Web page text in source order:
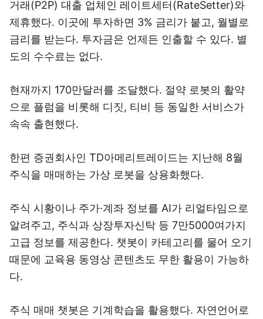
거래(P2P) 대출 업체인 레이트세터(RateSetter)와
제휴했다. 이곳에 투자하면 3% 금리가 붙고, 월별로
금리를 받는다. 투자금은 언제든 인출할 수 있다. 별
도의 수수료는 없다.
현재까지 170만달러를 조달했다. 절약 로봇의 활약
으로 플럼을 비롯해 디짓, 티비 등 동일한 서비스가
속속 출현했다.
한편 증권회사인 TD아메리트레이드는 지난해 8월
주식을 매매하는 가상 로봇을 상용화했다.
주식 시황이나 주가·계좌 정보를 AI가 리얼타임으로
알려주고, 주식과 상장투자신탁 등 7만5000여가지
고급 정보를 제공한다. 챗봇이 카테고리를 물어 오기
때문에 교육용 동영상 콘텐츠도 무한 활용이 가능하
다.
주식 매매 챗봇은 기계학습을 활용했다. 자연언어로